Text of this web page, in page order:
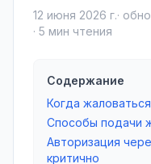
12 июня 2026 г.·
· 5 мин чтения
Содержание
Когда
Способы подачи
Авторизация
критично